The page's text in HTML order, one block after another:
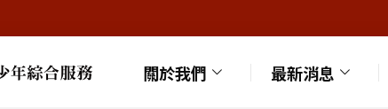
關於我們 最新消息